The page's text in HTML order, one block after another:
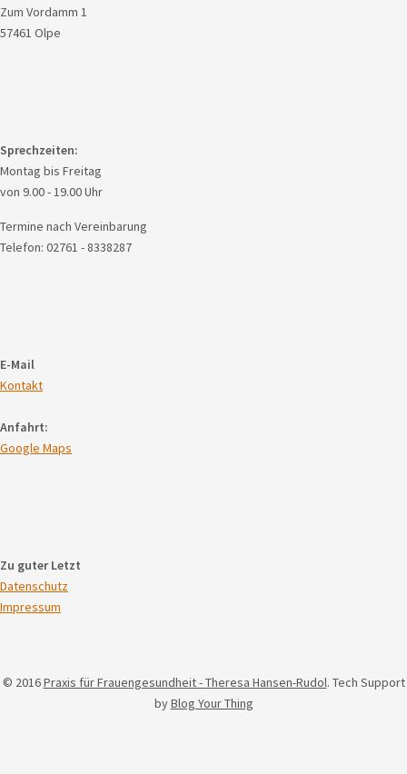
Zum Vordamm 1
57461 Olpe
Sprechzeiten:
Montag bis Freitag
von 9.00 - 19.00 Uhr
Termine nach Vereinbarung
Telefon: 02761 - 8338287
E-Mail
Kontakt
Anfahrt:
Google Maps
Zu guter Letzt
Datenschutz
Impressum
© 2016Praxis für Frauengesundheit - Theresa Hansen-Rudol. Tech Support
byBlog Your Thing